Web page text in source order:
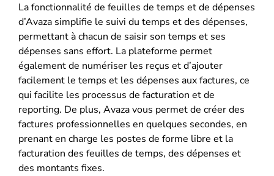
La fonctionnalité de feuilles de temps et de dépenses
d’Avaza simplifie le suivi du temps et des dépenses,
permettant à chacun de saisir son temps et ses
dépenses sans effort. La plateforme permet
également de numériser les reçus et d’ajouter
facilement le temps et les dépenses aux factures, ce
qui facilite les processus de facturation et de
reporting. De plus, Avaza vous permet de créer des
factures professionnelles en quelques secondes, en
prenant en charge les postes de forme libre et la
facturation des feuilles de temps, des dépenses et
des montants fixes.